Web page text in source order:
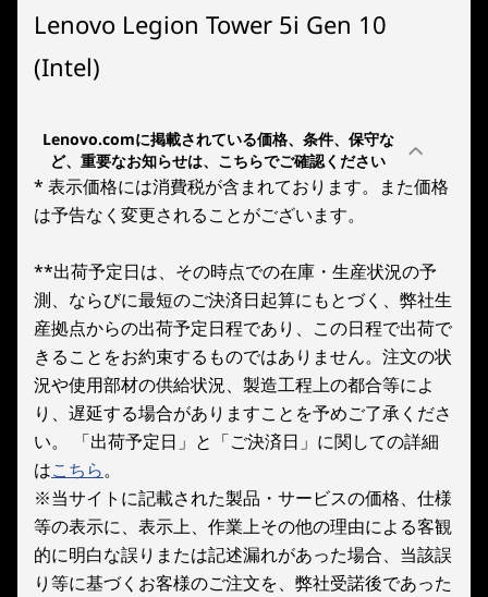
インテル®Core™ Ultra プロセッサーと
NVIDIA
レスに動作するように設計で、互換性の問題を心
配することなく、お気に入りのタイトルを安心し
てプレイできます。
高速化を実現
インテル Core™ Ultra 7 プロセッサー 265K
Core™ Ultra 9 プロセッサー 285
64GB
32GB
16GB
SSD
2TB
1TB
512GB
グラフィックカード
NVIDIA®GeForce RTX™ 4060
NVIDIA
®GeForce RTX™ 4060 Ti
NVIDIA GeForce RTX™ 5070
NVIDIA® GeForce RTX™ 5070 Ti
本体カラー
ブラック
電源ボタン
-USB Type -C
-USB-A
-ヘッドホン・マイクロホン
- 電源コネクタ
-USB-A
-USB Type -C
Lenovo Legion Tower 5i Gen 10
(Intel)
Lenovo.comに掲載されている価格、条件、保守な
ど、重要なお知らせは、こちらでご確認ください
* 表示価格には消費税が含まれております。また価格
は予告なく変更されることがございます。
**出荷予定日は、その時点での在庫・生産状況の予
測、ならびに最短のご決済日起算にもとづく、弊社生
産拠点からの出荷予定日程であり、この日程で出荷で
きることをお約束するものではありません。注文の状
況や使用部材の供給状況、製造工程上の都合等によ
り、遅延する場合がありますことを予めご了承くださ
い。 「出荷予定日」と「ご決済日」に関しての詳細
はこちら。
※当サイトに記載された製品・サービスの価格、仕様
等の表示に、表示上、作業上その他の理由による客観
的に明白な誤りまたは記述漏れがあった場合、当該誤
り等に基づくお客様のご注文を、弊社受諾後であった